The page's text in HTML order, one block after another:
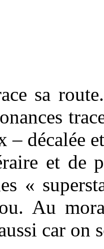
sa
décalée
et de
«
Au
car on